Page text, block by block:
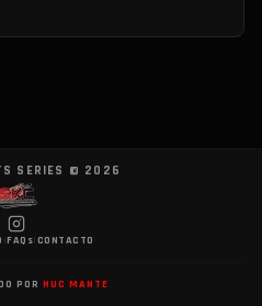
SERIES © 2026
FAQs CONTACTO
POR HUC MANTE